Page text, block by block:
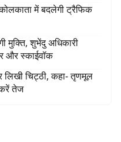
में बदलेगी ट्रैफिक
मुक्ति, शुभेंदु अधिकारी
और स्काईवॉक
लिखी चिट्ठी, कहा- तृणमूल
तेज